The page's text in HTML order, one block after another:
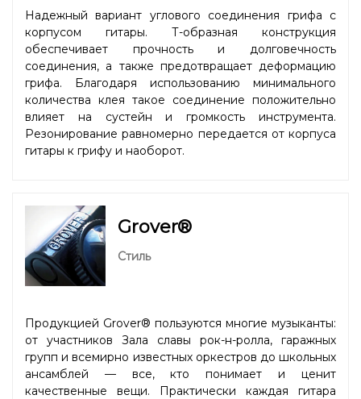
Надежный вариант углового соединения грифа с
корпусом гитары. Т-образная конструкция
обеспечивает прочность и долговечность
соединения, а также предотвращает деформацию
грифа. Благодаря использованию минимального
количества клея такое соединение положительно
влияет на сустейн и громкость инструмента.
Резонирование равномерно передается от корпуса
гитары к грифу и наоборот.
Grover®
Стиль
Продукцией Grover® пользуются многие музыканты:
от участников Зала славы рок-н-ролла, гаражных
групп и всемирно известных оркестров до школьных
ансамблей — все, кто понимает и ценит
качественные вещи. Практически каждая гитара